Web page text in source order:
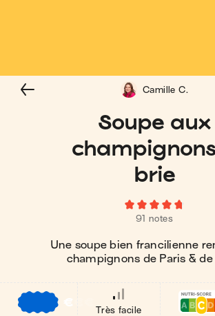
Soupe aux
brie
91 notes
Une soupe bien francilienne
champignons de Paris & de
Camille C.
€
Très facile